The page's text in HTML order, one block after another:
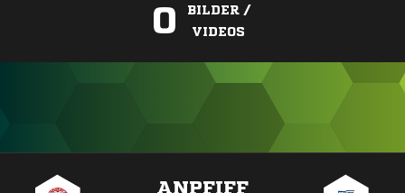
0
BILDER /
VIDEOS
ANPFIFF